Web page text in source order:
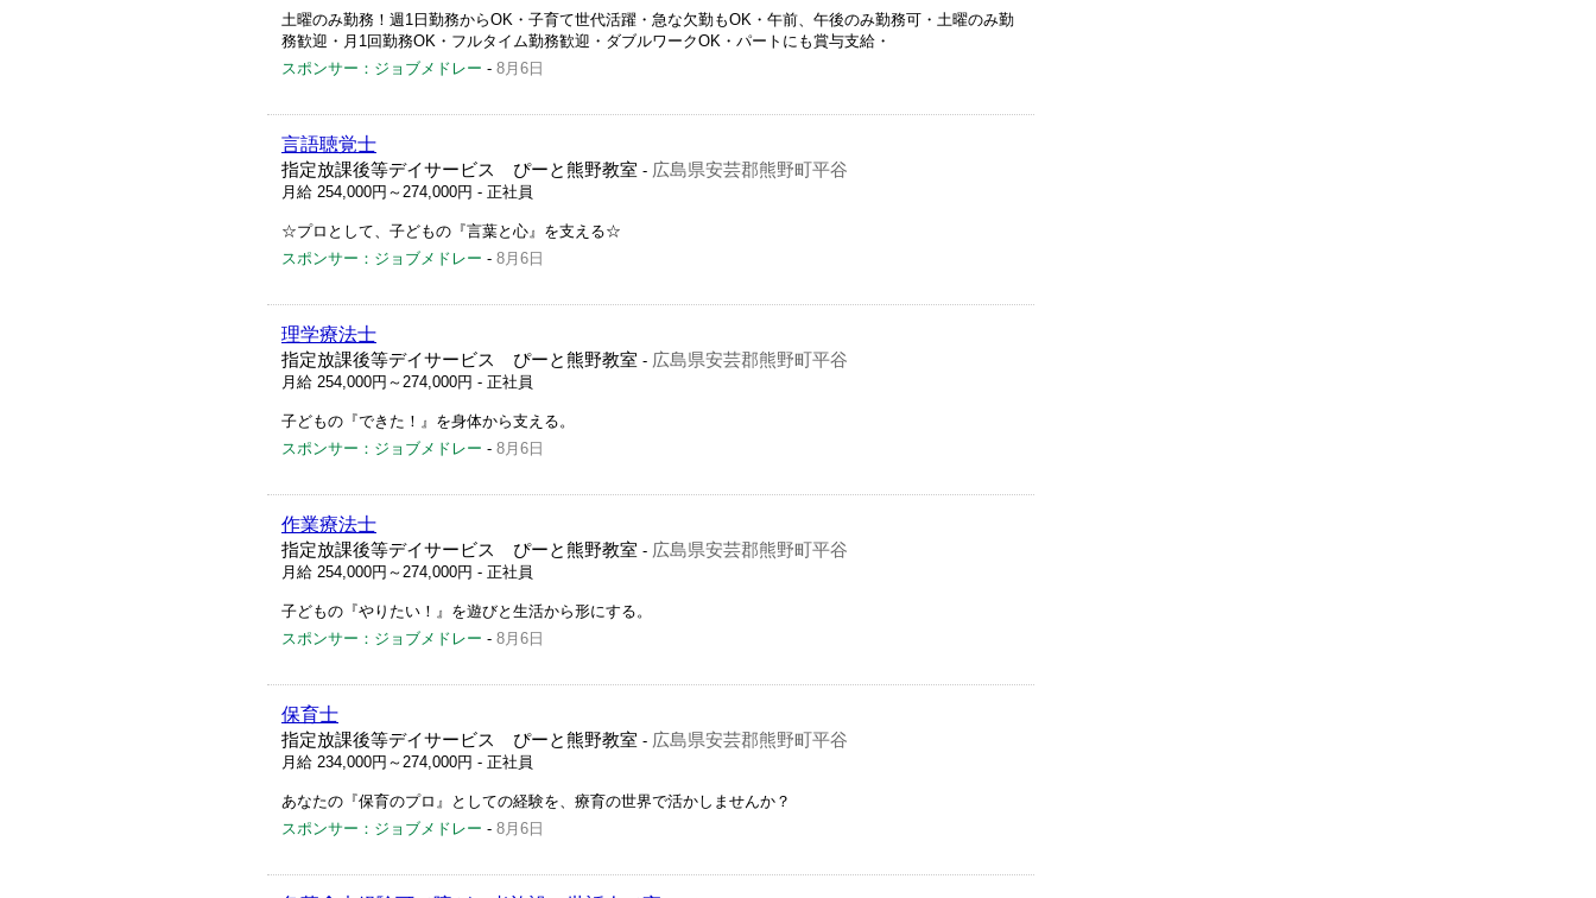
土曜のみ勤務！週1日勤務からOK・子育て世代活躍・急な欠勤もOK・午前、午後のみ勤務可・土曜のみ勤
務歓迎・月1回勤務OK・フルタイム勤務歓迎・ダブルワークOK・パートにも賞与支給・
スポンサー：ジョブメドレー - 8月6日
言語聴覚士
指定放課後等デイサービス ぴーと熊野教室 - 広島県安芸郡熊野町平谷
月給 254,000円～274,000円 - 正社員
☆プロとして、子どもの『言葉と心』を支える☆
スポンサー：ジョブメドレー - 8月6日
理学療法士
指定放課後等デイサービス ぴーと熊野教室 - 広島県安芸郡熊野町平谷
月給 254,000円～274,000円 - 正社員
子どもの『できた！』を身体から支える。
スポンサー：ジョブメドレー - 8月6日
作業療法士
指定放課後等デイサービス ぴーと熊野教室 - 広島県安芸郡熊野町平谷
月給 254,000円～274,000円 - 正社員
子どもの『やりたい！』を遊びと生活から形にする。
スポンサー：ジョブメドレー - 8月6日
保育士
指定放課後等デイサービス ぴーと熊野教室 - 広島県安芸郡熊野町平谷
月給 234,000円～274,000円 - 正社員
あなたの『保育のプロ』としての経験を、療育の世界で活かしませんか？
スポンサー：ジョブメドレー - 8月6日